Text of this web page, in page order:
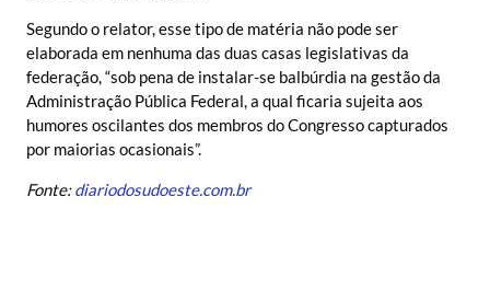
Segundo o relator, esse tipo de matéria não pode ser
elaborada em nenhuma das duas casas legislativas da
federação, “sob pena de instalar-se balbúrdia na gestão da
Administração Pública Federal, a qual ficaria sujeita aos
humores oscilantes dos membros do Congresso capturados
por maiorias ocasionais”.
Fonte:diariodosudoeste.com.br